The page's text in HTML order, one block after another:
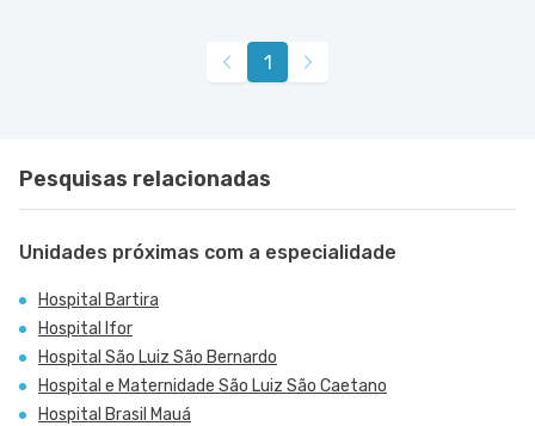
1
Pesquisas relacionadas
Unidades próximas com a especialidade
Hospital Bartira
Hospital Ifor
Hospital São Luiz São Bernardo
Hospital e Maternidade São Luiz São Caetano
Hospital Brasil Mauá